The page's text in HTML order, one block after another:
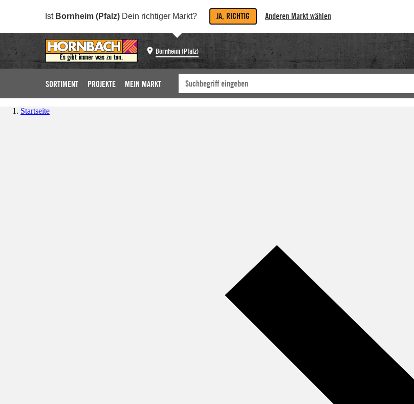
Ist Bornheim (Pfalz) Dein richtiger Markt? JA, RICHTIG Anderen Markt wählen
Bornheim (Pfalz)
SORTIMENT PROJEKTE MEIN MARKT
Startseite